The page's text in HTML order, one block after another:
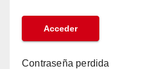
Contraseña perdida